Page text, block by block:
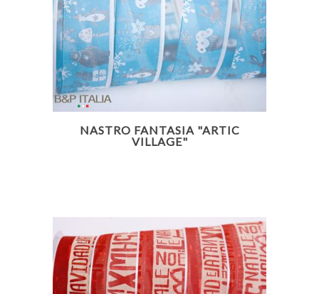
NASTRO FANTASIA "ARTIC
VILLAGE"